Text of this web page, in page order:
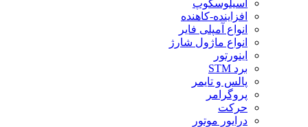
اسیلوسکوپ
افزاینده-کاهنده
انواع آمپلی فایر
انواع ماژول شارژ
اینورتور
برد STM
پالس و تایمر
پروگرامر
حرکت
درایور موتور